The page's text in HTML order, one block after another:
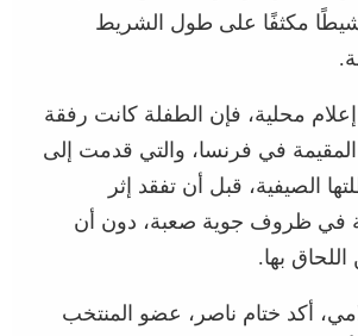
مكثفًا على طول الشريط
محلية، فإن الطفلة كانت رفقة
المقيمة في فرنسا، والتي قدمت إلى
الصيفية، قبل أن تفقد إثر
في ظروف جوية صعبة، دون أن
بها.
أكد ختام ناصر، عضو المنتخب